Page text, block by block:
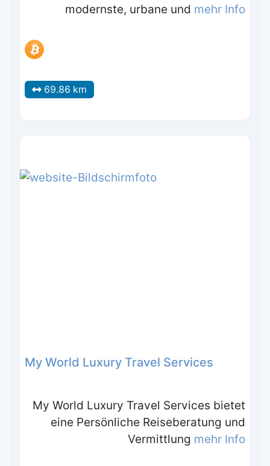
modernste, urbane und mehr Info
69.86 km
My World Luxury Travel Services
My World Luxury Travel Services bietet
eine Persönliche Reiseberatung und
Vermittlung mehr Info